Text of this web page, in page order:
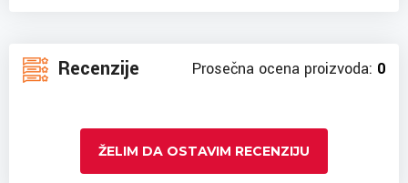
Recenzije Prosečna ocena proizvoda: 0
ŽELIM DA OSTAVIM RECENZIJU